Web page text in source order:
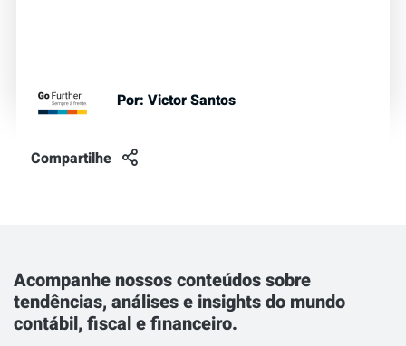
Por: Victor Santos
Compartilhe
Acompanhe nossos conteúdos sobre
tendências, análises e insights do mundo
contábil, fiscal e financeiro.